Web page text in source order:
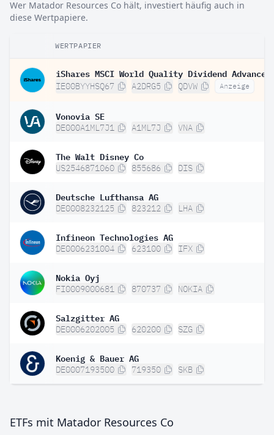
Wer Matador Resources Co hält, investiert häufig auch in
diese Wertpapiere.
WERTPAPIER
IE00BYYHSQ67 A2DRG5 QDVW Anzeige
Vonovia SE
DE000A1ML7J1 A1ML7J VNA
The Walt Disney Co
US2546871060 855686 DIS
Deutsche Lufthansa AG
DE0008232125 823212 LHA
Infineon Technologies AG
DE0006231004 623100 IFX
Nokia Oyj
FI0009000681 870737 NOKIA
Salzgitter AG
DE0006202005 620200 SZG
Koenig & Bauer AG
DE0007193500 719350 SKB
ETFs mit Matador Resources Co